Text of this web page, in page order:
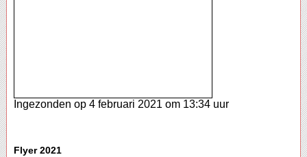
Ingezonden op 4 februari 2021 om 13:34 uur
Flyer 2021